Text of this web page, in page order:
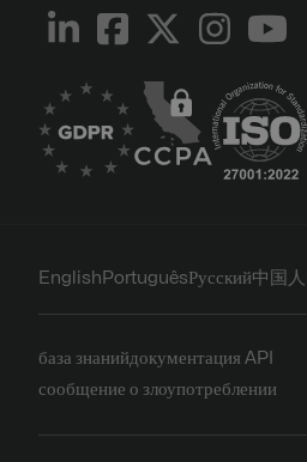
English PortuguêsРусский中国人
база знанийдокументация API
сообщение о злоупотреблении